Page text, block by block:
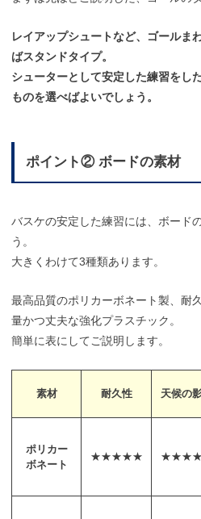
レイアップシュートなど、ゴールま
ばスタンドタイプ。
シューターとして安定した練習をし
ものを選べばよいでしょう。
ポイント② ボードの素材
バスケの安定した練習には、ボード
う。
大きくわけて3種類あります。
最高品質のポリカーボネート製、耐
量かつ丈夫な強化プラスチック。
簡単に表にしてご説明します。
素材 耐久性 天候の
ポリカー
ボネート
★★★★★